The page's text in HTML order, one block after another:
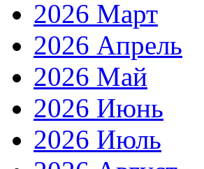
2026 Март
2026 Апрель
2026 Май
2026 Июнь
2026 Июль